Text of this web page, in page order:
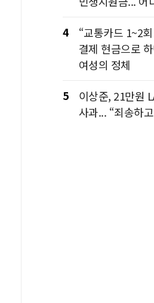
4
“교통카드 1~2
결제 현금으로
여성의 정체
5
이상준, 21만원
사과... “죄송하